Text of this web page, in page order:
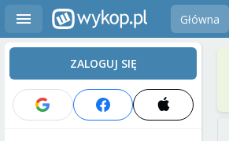
Główna
ZALOGUJ SIĘ